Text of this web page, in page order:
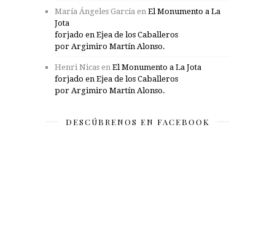
María Ángeles García en El Monumento a La
Jota
forjado en Ejea de los Caballeros
por Argimiro Martín Alonso.
Henri Nicas en El Monumento a La Jota
forjado en Ejea de los Caballeros
por Argimiro Martín Alonso.
DESCÚBRENOS EN FACEBOOK